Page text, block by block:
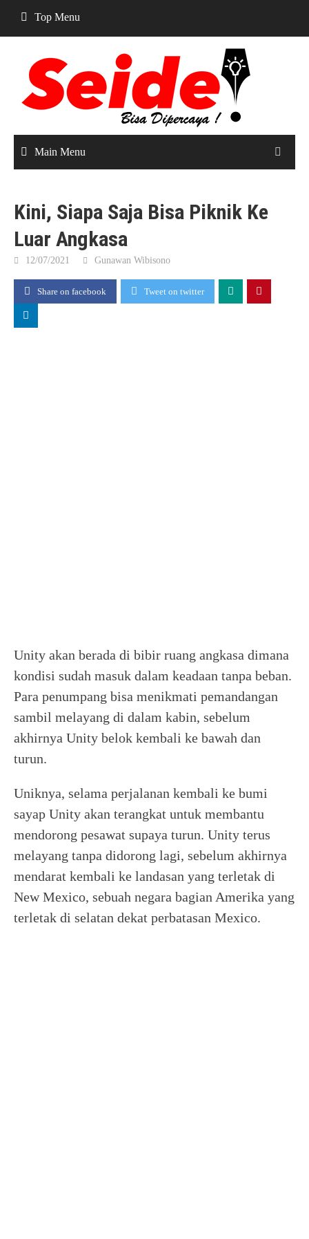
content
Top Menu
Main Menu
Kini, Siapa Saja Bisa Piknik Ke
Luar Angkasa
12/07/2021 Gunawan Wibisono
Share on facebook Tweet on twitter
Unity akan berada di bibir ruang angkasa dimana
kondisi sudah masuk dalam keadaan tanpa beban.
Para penumpang bisa menikmati pemandangan
sambil melayang di dalam kabin, sebelum
akhirnya Unity belok kembali ke bawah dan
turun.
Uniknya, selama perjalanan kembali ke bumi
sayap Unity akan terangkat untuk membantu
mendorong pesawat supaya turun. Unity terus
melayang tanpa didorong lagi, sebelum akhirnya
mendarat kembali ke landasan yang terletak di
New Mexico, sebuah negara bagian Amerika yang
terletak di selatan dekat perbatasan Mexico.